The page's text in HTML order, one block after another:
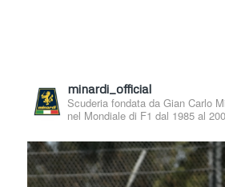
minardi_official
Scuderia fondata da Gian Carlo
nel Mondiale di F1 dal 1985 al